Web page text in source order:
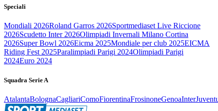
Speciali
Mondiali 2026Roland Garros 2026Sportmediaset Live Riccione
2026Scudetto Inter 2026Olimpiadi Invernali Milano Cortina
2026Super Bowl 2026Eicma 2025Mondiale per club 2025EICMA
Riding Fest 2025Paralimpiadi Parigi 2024Olimpiadi Parigi
2024Euro 2024
Squadra Serie A
AtalantaBolognaCagliariComoFiorentinaFrosinoneGenoaInter